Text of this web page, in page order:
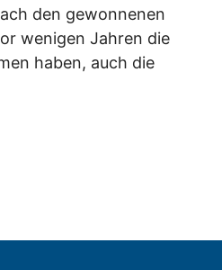
den gewonnenen
wenigen Jahren die
haben, auch die